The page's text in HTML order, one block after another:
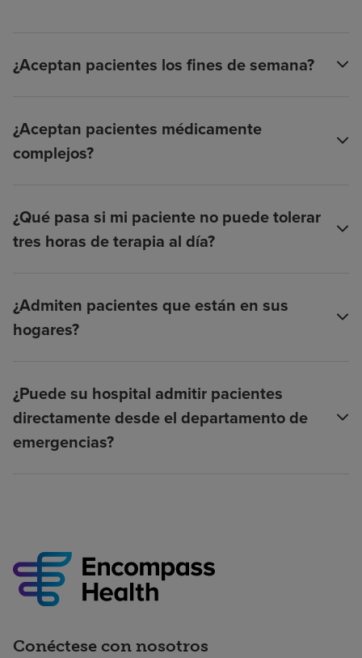
¿Aceptan pacientes los fines de semana?
¿Aceptan pacientes médicamente
complejos?
¿Qué pasa si mi paciente no puede tolerar
tres horas de terapia al día?
¿Admiten pacientes que están en sus
hogares?
¿Puede su hospital admitir pacientes
directamente desde el departamento de
emergencias?
Conéctese con nosotros